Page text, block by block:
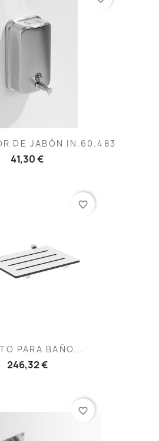
DE JABÓN IN.60.483
41,30 €
PARA BAÑO...
246,32 €
favorite_border
favorite_border